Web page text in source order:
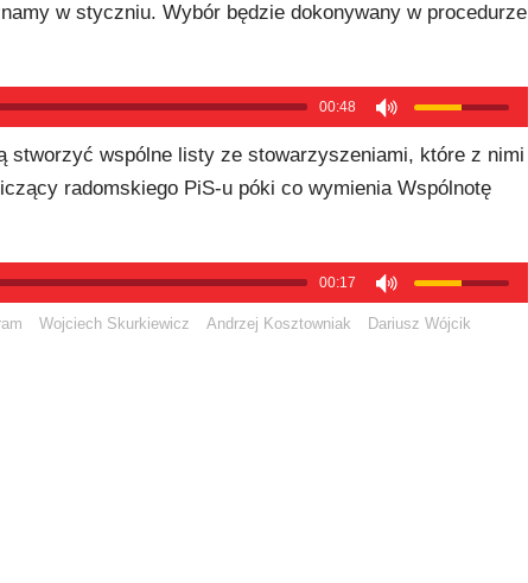
w styczniu. Wybór będzie dokonywany w procedurze
00:48
stworzyć wspólne listy ze stowarzyszeniami, które z nimi
radomskiego PiS-u póki co wymienia Wspólnotę
00:17
Wojciech Skurkiewicz Andrzej Kosztowniak Dariusz Wójcik